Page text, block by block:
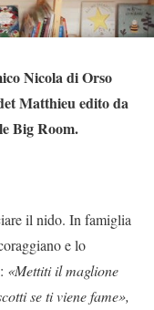
Nicola di Orso
Matthieu edito da
Big Room.
il nido. In famiglia
e lo
«Mettiti il maglione
se ti viene fame»,